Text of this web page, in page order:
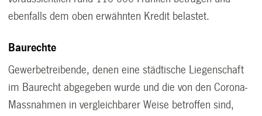
ebenfalls dem oben erwähnten Kredit belastet.
Baurechte
Gewerbetreibende, denen eine städtische Liegenschaft
im Baurecht abgegeben wurde und die von den Corona-
Massnahmen in vergleichbarer Weise betroffen sind,